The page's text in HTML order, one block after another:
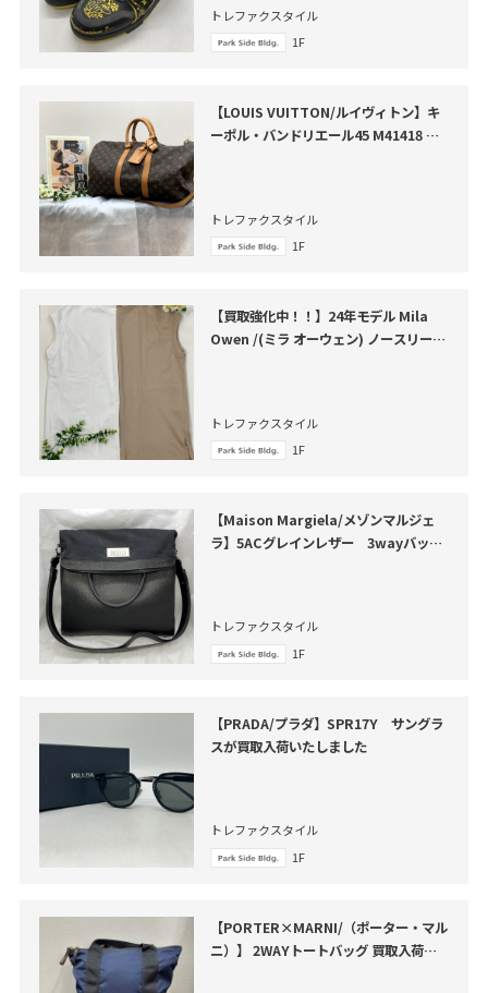
トレファクスタイル
1F
【LOUIS VUITTON/ルイヴィトン】キ
ーポル・バンドリエール45 M41418 が
トレファクスタイル
1F
【買取強化中！！】24年モデル Mila
Owen /(ミラ オーウェン) ノースリーブ
トレファクスタイル
1F
【Maison Margiela/メゾンマルジェ
ラ】5ACグレインレザー 3wayバッグ
トレファクスタイル
1F
【PRADA/プラダ】SPR17Y サングラ
スが買取入荷いたしました
トレファクスタイル
1F
【PORTER×MARNI/（ポーター・マル
ニ）】 2WAYトートバッグ 買取入荷し